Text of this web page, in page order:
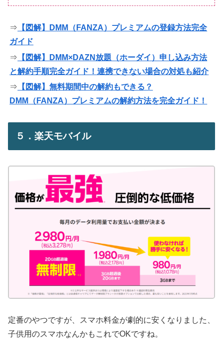
⇒ 【図解】DMM（FANZA）プレミアムの登録方法完全
ガイド
⇒ 【図解】DMM×DAZN放題（ホーダイ）申し込み方法
と解約手順完全ガイド！連携できない場合の対処も紹介
⇒ 【図解】無料期間中の解約もできる？
DMM（FANZA）プレミアムの解約方法を完全ガイド！
５．楽天モバイル
定番のやつですが、スマホ料金が劇的に安くなりました、
子供用のスマホなんかもこれでOKですね。